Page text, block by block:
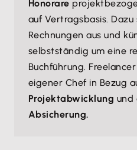
Honorare
auf Vertragsbasis.
Rechnungen aus und
selbstständig um eine
Buchführung.
eigener Chef in Bezug
Projektabwicklung und
Absicherung.